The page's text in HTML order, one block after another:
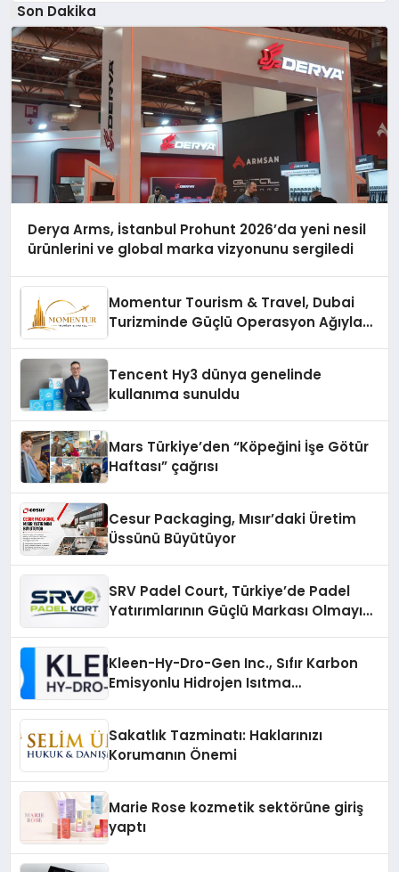
Son Dakika
Derya Arms, İstanbul Prohunt 2026’da yeni nesil
ürünlerini ve global marka vizyonunu sergiledi
Momentur Tourism & Travel, Dubai
Turizminde Güçlü Operasyon Ağıyla
Tencent Hy3 dünya genelinde
kullanıma sunuldu
Mars Türkiye’den “Köpeğini İşe Götür
Haftası” çağrısı
Cesur Packaging, Mısır’daki Üretim
Üssünü Büyütüyor
SRV Padel Court, Türkiye’de Padel
Yatırımlarının Güçlü Markası Olmayı
Kleen-Hy-Dro-Gen Inc., Sıfır Karbon
Emisyonlu Hidrojen Isıtma
Sakatlık Tazminatı: Haklarınızı
Korumanın Önemi
Marie Rose kozmetik sektörüne giriş
yaptı